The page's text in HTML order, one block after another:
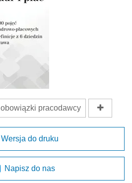
obowiązki pracodawcy
Wersja do druku
Napisz do nas